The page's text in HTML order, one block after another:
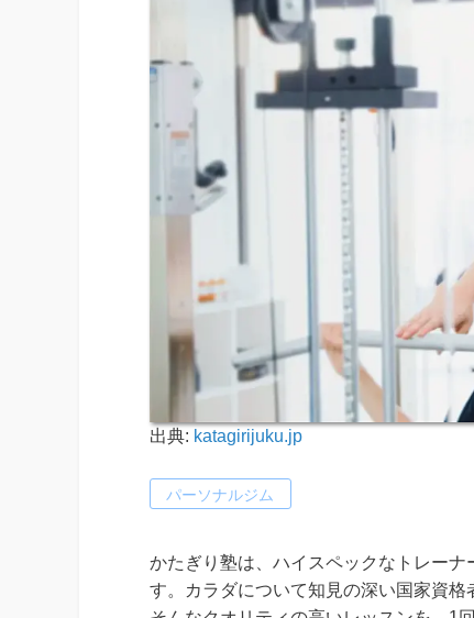
出典: katagirijuku.jp
パーソナルジム
かたぎり塾は、ハイスペックなトレー
す。カラダについて知見の深い国家資格